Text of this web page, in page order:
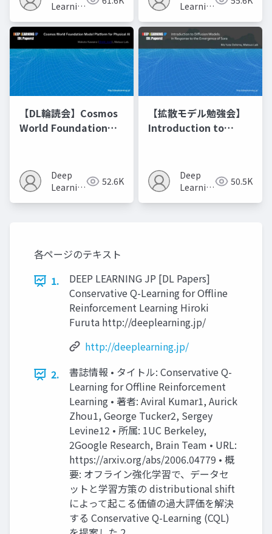
の進化的最適化
Learning
Learning
【DL輪読会】Cosmos
World Foundation
Deep
Learning
52.6K
【拡散モデル勉強会】
Introduction to
Deep
Learning
50.5K
各ページのテキスト
1.
DEEP LEARNING JP [DL Papers]
Conservative Q-Learning for Offline
Reinforcement Learning Hiroki
Furuta http://deeplearning.jp/
http://deeplearning.jp/
2.
書誌情報 • タイトル: Conservative Q-
Learning for Offline Reinforcement
Learning • 著者: Aviral Kumar1, Aurick
Zhou1, George Tucker2, Sergey
Levine12 • 所属: 1UC Berkeley,
2Google Research, Brain Team • URL:
https://arxiv.org/abs/2006.04779 • 概
要: オフライン強化学習で、データセ
ットと学習方策の distributional shift
によって起こる価値の過大評価を解決
する Conservative Q-Learning (CQL)